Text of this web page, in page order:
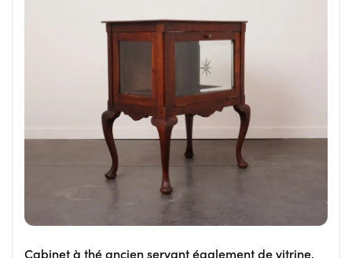
Cabinet à thé ancien servant également de vitrine.